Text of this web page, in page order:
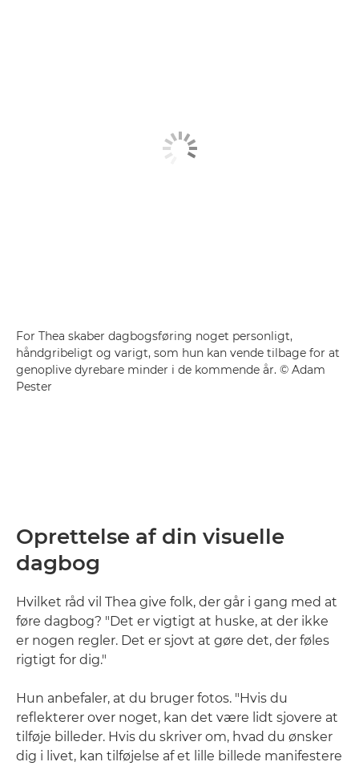
For Thea skaber dagbogsføring noget personligt,
håndgribeligt og varigt, som hun kan vende tilbage for at
genoplive dyrebare minder i de kommende år. © Adam
Pester
Oprettelse af din visuelle
dagbog
Hvilket råd vil Thea give folk, der går i gang med at
føre dagbog? "Det er vigtigt at huske, at der ikke
er nogen regler. Det er sjovt at gøre det, der føles
rigtigt for dig."
Hun anbefaler, at du bruger fotos. "Hvis du
reflekterer over noget, kan det være lidt sjovere at
tilføje billeder. Hvis du skriver om, hvad du ønsker
dig i livet, kan tilføjelse af et lille billede manifestere